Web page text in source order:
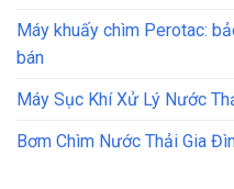
Máy khuấy chìm Perotac:
bán
Máy Sục Khí Xử Lý Nước
Bơm Chìm Nước Thải Gia